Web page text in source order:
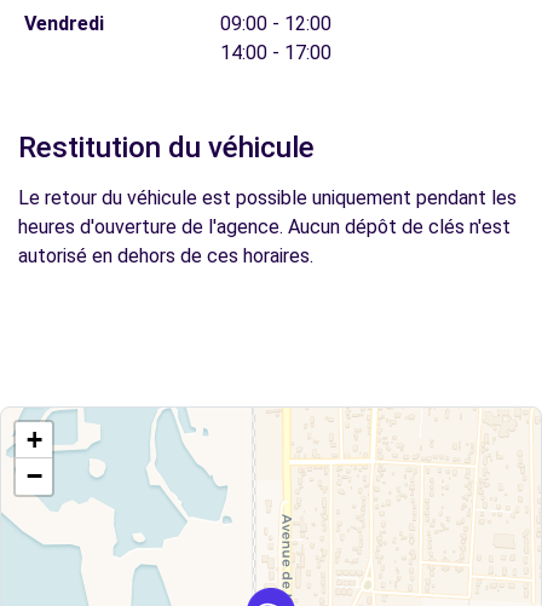
Vendredi
09:00 - 12:00
14:00 - 17:00
Restitution du véhicule
Le retour du véhicule est possible uniquement pendant les
heures d'ouverture de l'agence. Aucun dépôt de clés n'est
autorisé en dehors de ces horaires.
+
−